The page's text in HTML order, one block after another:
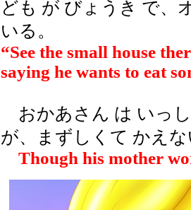
ども が びょうき で、
いる。
“See the small house
saying he wants to eat
おかあさん は いっ
が、まずしくて かえ
Though his mother